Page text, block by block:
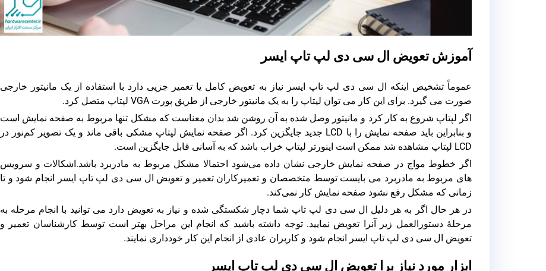
آموزش تعویض ال سی دی لپ تاپ ایسر
عموماً تشخیص اینکه ال سی دی لپ تاپ ایسر نیاز به تعویض کامل یا تعمیر جزیی دارد با استفاده از یک مانیتور خارجی
صورت می گیرد. برای این کار می توان لپتاپ را به یک مانیتور خارجی از طریق پورت VGA لپتاپ متصل کرد.
اگر لپتاپ شروع به کار کرد و مانیتور وصل شده به آن روشن شد بدان معناست که مشکل تنها مربوط به صفحه نمایش است
و بنابراین باید صفحه نمایش را با LCD جدید جایگزین کرد. اگر صفحه نمایش لپتاپ مشکی باقی ماند و یک تصویر کم‌نور در
LCD لپتاپ مشاهده شد ممکن است اینورتر لپتاپ خراب باشد که به آسانی قابل جایگزین است.
اگر خطوط مواج در صفحه نمایش خارجی نشان داده می‌شود احتمالا مشکل مربوط به مادربرد ‌باشد.اشکالات و سرویس
های مربوط به مادربرد می بایست توسط متخصصان و تعمیرکاران تعمیر و تعویض ال سی دی لپ تاپ ایسر انجام شود و تا
زمانی که مشکل رفع نشود صفحه نمایش کار نمی‌کند.
در هر حال اگر به هر دلیل ال سی دی لپ تاپ شما دچار شکستگی شده و نیاز به تعویض دارد می توانید با انجام مرحله به
مرحلۀ دستورالعمل زیر آنرا تعویض نمایید. توجه داشته باشید که انجام این مراحل بهتر است توسط کارشناسان تعمیر و
تعویض ال سی دی لپ تاپ ایسر انجام شود و کاربران عادی از انجام این کار خودداری نمایند.
ابزار مورد نیاز برا تعویض ال سی دی لپ تاپ ایسر